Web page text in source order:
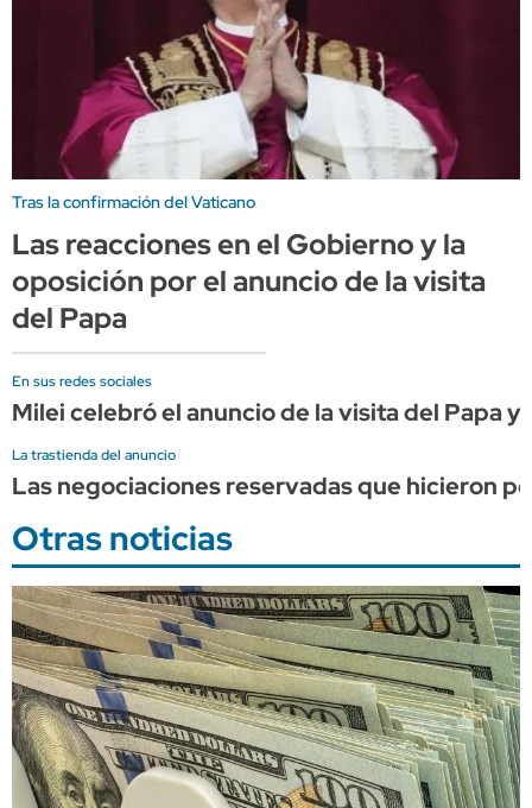
Tras la confirmación del Vaticano
Las reacciones en el Gobierno y la
oposición por el anuncio de la visita
del Papa
En sus redes sociales
Milei celebró el anuncio de la visita del Papa
La trastienda del anuncio
Las negociaciones reservadas que hicieron
Otras noticias